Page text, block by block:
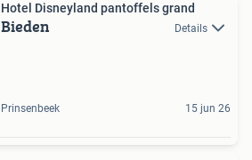
Hotel Disneyland pantoffels grand
Bieden Details
Prinsenbeek 15 jun 26